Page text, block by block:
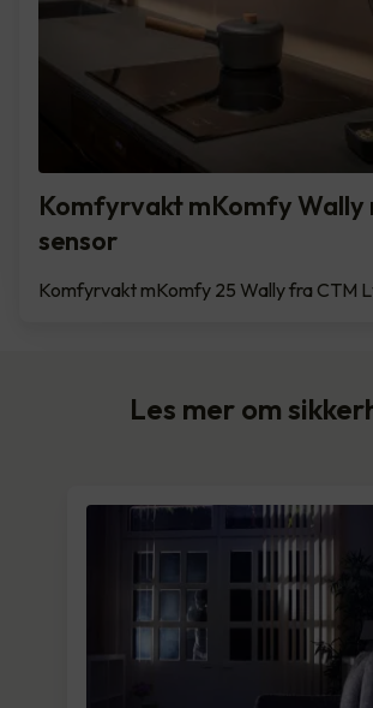
Komfyrvakt mKomfy
sensor
Komfyrvakt mKomfy 25 Wally fra CTM
Les mer om